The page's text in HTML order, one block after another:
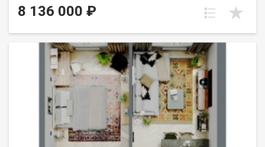
Кухня выделена в нишу. Идеальное решение для первого
жилья или в качестве инвестиций. Прекрасно подойдет
8 136 000 ₽